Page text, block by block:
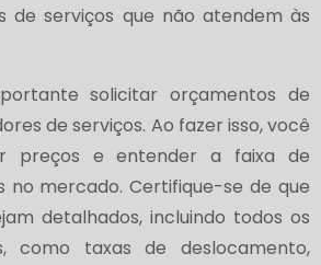
de serviços que não atendem às
solicitar orçamentos de
de serviços. Ao fazer isso, você
preços e entender a faixa de
no mercado. Certifique-se de que
detalhados, incluindo todos os
como taxas de deslocamento,